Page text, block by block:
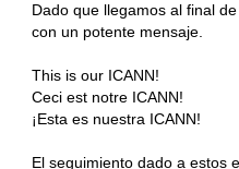
Dado que llegamos al final
con un potente mensaje.
This is our ICANN!
Ceci est notre ICANN!
¡Esta es nuestra ICANN!
El seguimiento dado a estos